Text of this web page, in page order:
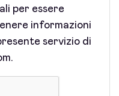
per essere
informazioni
servizio di